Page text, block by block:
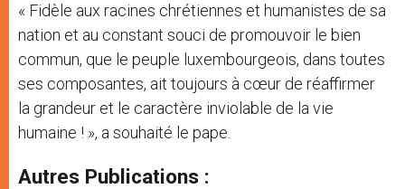
« Fidèle aux racines chrétiennes et humanistes de sa
nation et au constant souci de promouvoir le bien
commun, que le peuple luxembourgeois, dans toutes
ses composantes, ait toujours à cœur de réaffirmer
la grandeur et le caractère inviolable de la vie
humaine ! », a souhaité le pape.
Autres Publications :